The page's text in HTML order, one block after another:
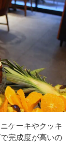
ケーキやクッキ
完成度が高いの